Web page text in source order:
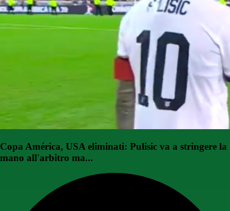
Copa América, USA eliminati: Pulisic va a stringere la
mano all'arbitro ma...